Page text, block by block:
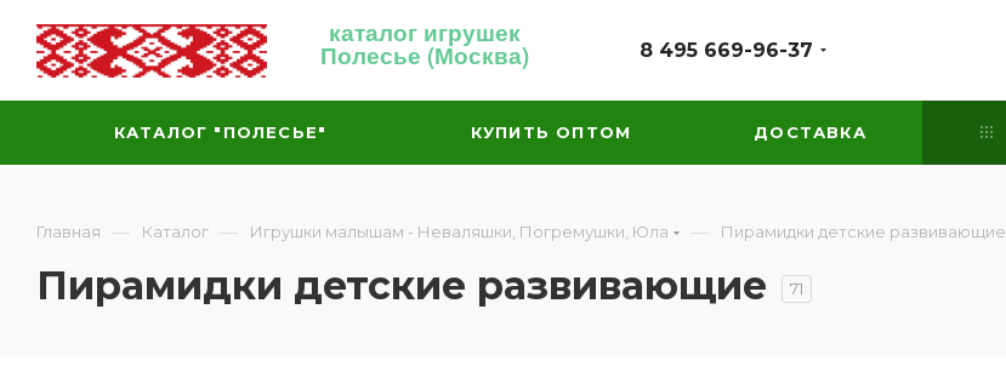
каталог игрушек
Полесье (Москва) 8 495 669-96-37
КАТАЛОГ "ПОЛЕСЬЕ" КУПИТЬ ОПТОМ ДОСТАВКА
Главная — Каталог — Игрушки малышам - Неваляшки, Погремушки, Юла — Пирамидки детские развивающие
Пирамидки детские развивающие 71